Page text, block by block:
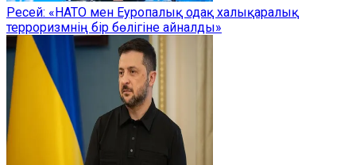
Ресей: «НАТО мен Еуропалық одақ халықаралық
терроризмнің бір бөлігіне айналды»